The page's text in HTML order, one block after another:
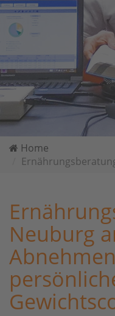
Home
Neuburg